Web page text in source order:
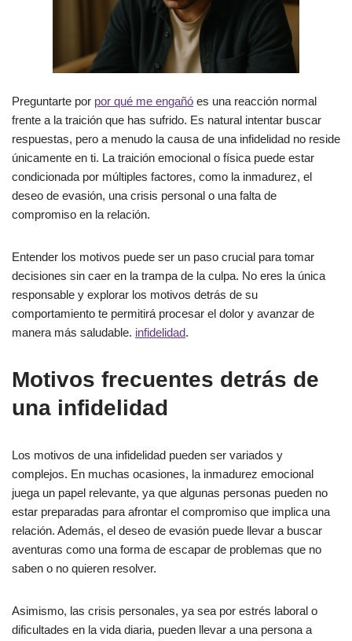
Preguntarte por por qué me engañó es una reacción normal
frente a la traición que has sufrido. Es natural intentar buscar
respuestas, pero a menudo la causa de una infidelidad no reside
únicamente en ti. La traición emocional o física puede estar
condicionada por múltiples factores, como la inmadurez, el
deseo de evasión, una crisis personal o una falta de
compromiso en la relación.
Entender los motivos puede ser un paso crucial para tomar
decisiones sin caer en la trampa de la culpa. No eres la única
responsable y explorar los motivos detrás de su
comportamiento te permitirá procesar el dolor y avanzar de
manera más saludable. infidelidad.
Motivos frecuentes detrás de
una infidelidad
Los motivos de una infidelidad pueden ser variados y
complejos. En muchas ocasiones, la inmadurez emocional
juega un papel relevante, ya que algunas personas pueden no
estar preparadas para afrontar el compromiso que implica una
relación. Además, el deseo de evasión puede llevar a buscar
aventuras como una forma de escapar de problemas que no
saben o no quieren resolver.
Asimismo, las crisis personales, ya sea por estrés laboral o
dificultades en la vida diaria, pueden llevar a una persona a